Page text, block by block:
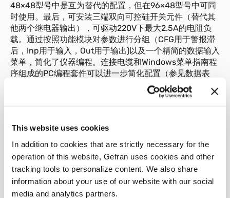
This website uses cookies
In addition to cookies that are strictly necessary for the
operation of this website, Gefran uses cookies and other
tracking tools to personalize content. We also share
information about your use of our website with our social
media and analytics partners.
48×48型号中是互为替代的配置，但在96×48型号中可同
时使用。最后，可安装三端双向可控硅开关元件（替代其
他两个继电器输出），可驱动220V下最大2.5A的电阻负
载。通过按照功能模块对参数进行分组（CFG用于警报滞
后，Inp用于输入，Out用于输出)以及一个精简的数据输入
菜单，简化了仪器编程。连接电缆和Windows菜单指南程
序组成的PC编程套件可以进一步简化配置（参见数据表
cod. 80021）。一个可配置的个人软件保护代码（密码保
护）可用于限制编辑和显示配置参数的级别。
01 说明